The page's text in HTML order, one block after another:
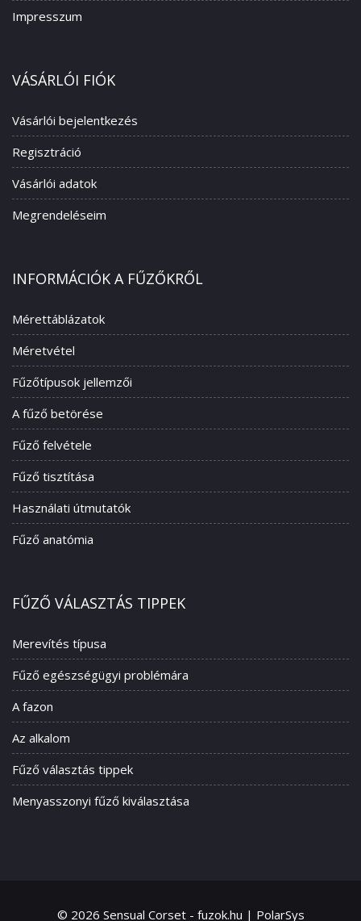
Impresszum
VÁSÁRLÓI FIÓK
Vásárlói bejelentkezés
Regisztráció
Vásárlói adatok
Megrendeléseim
INFORMÁCIÓK A FŰZŐKRŐL
Mérettáblázatok
Méretvétel
Fűzőtípusok jellemzői
A fűző betörése
Fűző felvétele
Fűző tisztítása
Használati útmutatók
Fűző anatómia
FŰZŐ VÁLASZTÁS TIPPEK
Merevítés típusa
Fűző egészségügyi problémára
A fazon
Az alkalom
Fűző választás tippek
Menyasszonyi fűző kiválasztása
© 2026 Sensual Corset - fuzok.hu | PolarSys